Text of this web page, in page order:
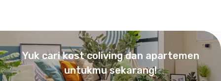
Yuk cari kost coliving dan apartemen
untukmu sekarang!